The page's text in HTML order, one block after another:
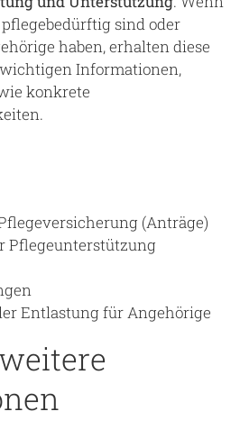
sind oder
haben, erhalten diese
Informationen,
konkrete
(Anträge)
Pflegeunterstützung
Entlastung für Angehörige